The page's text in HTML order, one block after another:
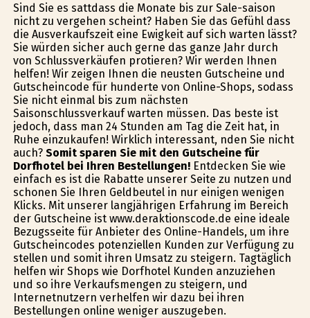
Sind Sie es sattdass die Monate bis zur Sale-saison
nicht zu vergehen scheint? Haben Sie das Gefühl dass
die Ausverkaufszeit eine Ewigkeit auf sich warten lässt?
Sie würden sicher auch gerne das ganze Jahr durch
von Schlussverkäufen profitieren? Wir werden Ihnen
helfen! Wir zeigen Ihnen die neusten Gutscheine und
Gutscheincode für hunderte von Online-Shops, sodass
Sie nicht einmal bis zum nächsten
Saisonschlussverkauf warten müssen. Das beste ist
jedoch, dass man 24 Stunden am Tag die Zeit hat, in
Ruhe einzukaufen! Wirklich interessant, finden Sie nicht
auch? Somit sparen Sie mit den Gutscheine für
Dorfhotel bei Ihren Bestellungen!Entdecken Sie wie
einfach es ist die Rabatte unserer Seite zu nutzen und
schonen Sie Ihren Geldbeutel in nur einigen wenigen
Klicks. Mit unserer langjährigen Erfahrung im Bereich
der Gutscheine ist www.deraktionscode.de eine ideale
Bezugsseite für Anbieter des Online-Handels, um ihre
Gutscheincodes potenziellen Kunden zur Verfügung zu
stellen und somit ihren Umsatz zu steigern. Tagtäglich
helfen wir Shops wie Dorfhotel Kunden anzuziehen
und so ihre Verkaufsmengen zu steigern, und
Internetnutzern verhelfen wir dazu bei ihren
Bestellungen online weniger auszugeben.